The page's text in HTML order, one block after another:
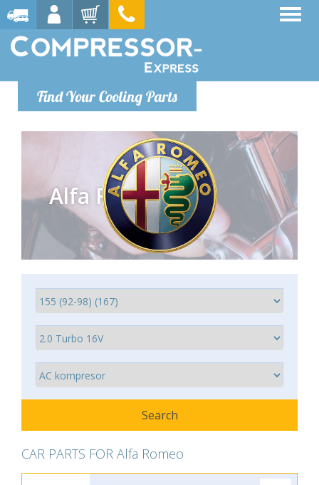
Find Your Cooling Parts
Alfa Romeo
CAR PARTS FOR Alfa Romeo